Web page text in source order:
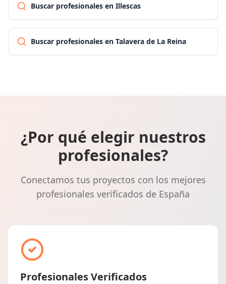
Buscar profesionales en Illescas
Buscar profesionales en Talavera de La Reina
¿Por qué elegir nuestros
profesionales?
Conectamos tus proyectos con los mejores
profesionales verificados de España
Profesionales Verificados